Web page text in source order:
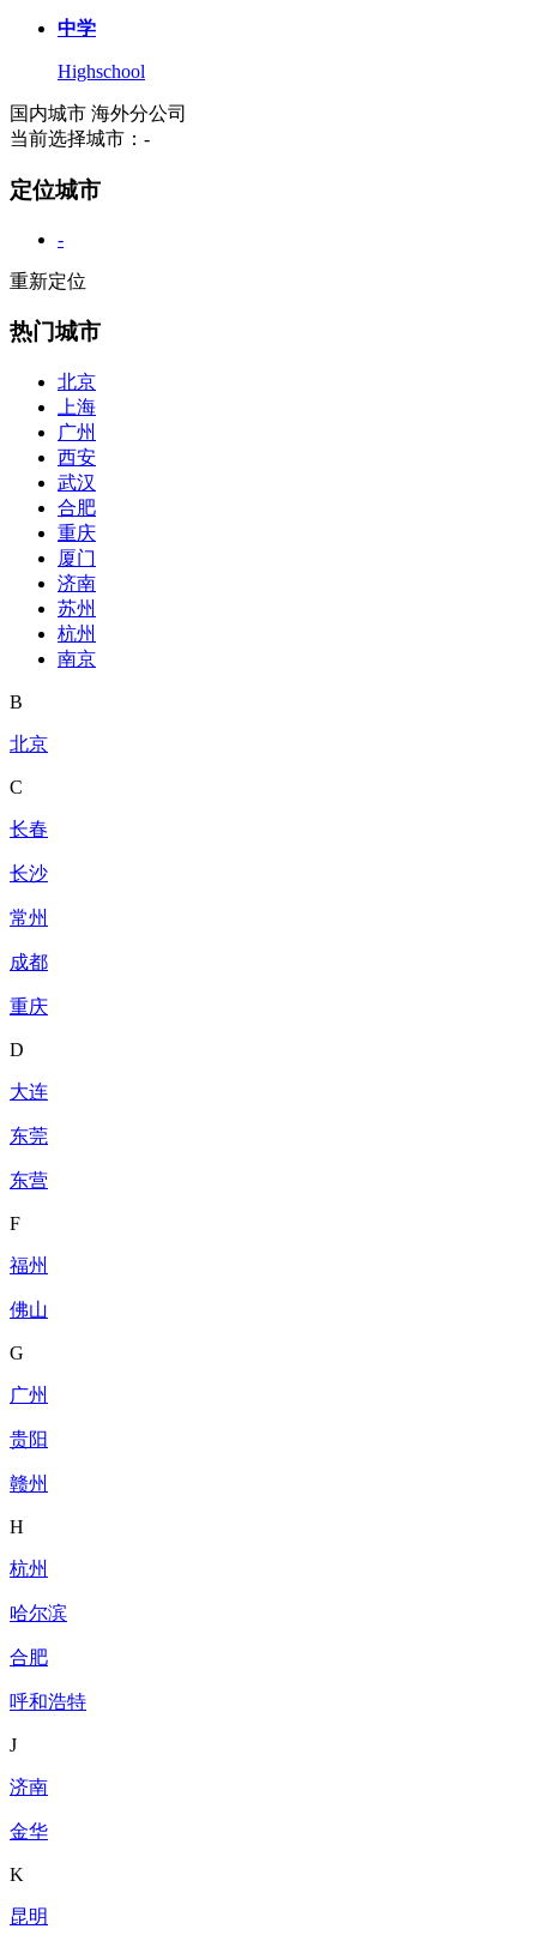
中学
Highschool
国内城市 海外分公司
当前选择城市： -
定位城市
-
重新定位
热门城市
北京
上海
广州
西安
武汉
合肥
重庆
厦门
济南
苏州
杭州
南京
B
北京
C
长春
长沙
常州
成都
重庆
D
大连
东莞
东营
F
福州
佛山
G
广州
贵阳
赣州
H
杭州
哈尔滨
合肥
呼和浩特
J
济南
金华
K
昆明